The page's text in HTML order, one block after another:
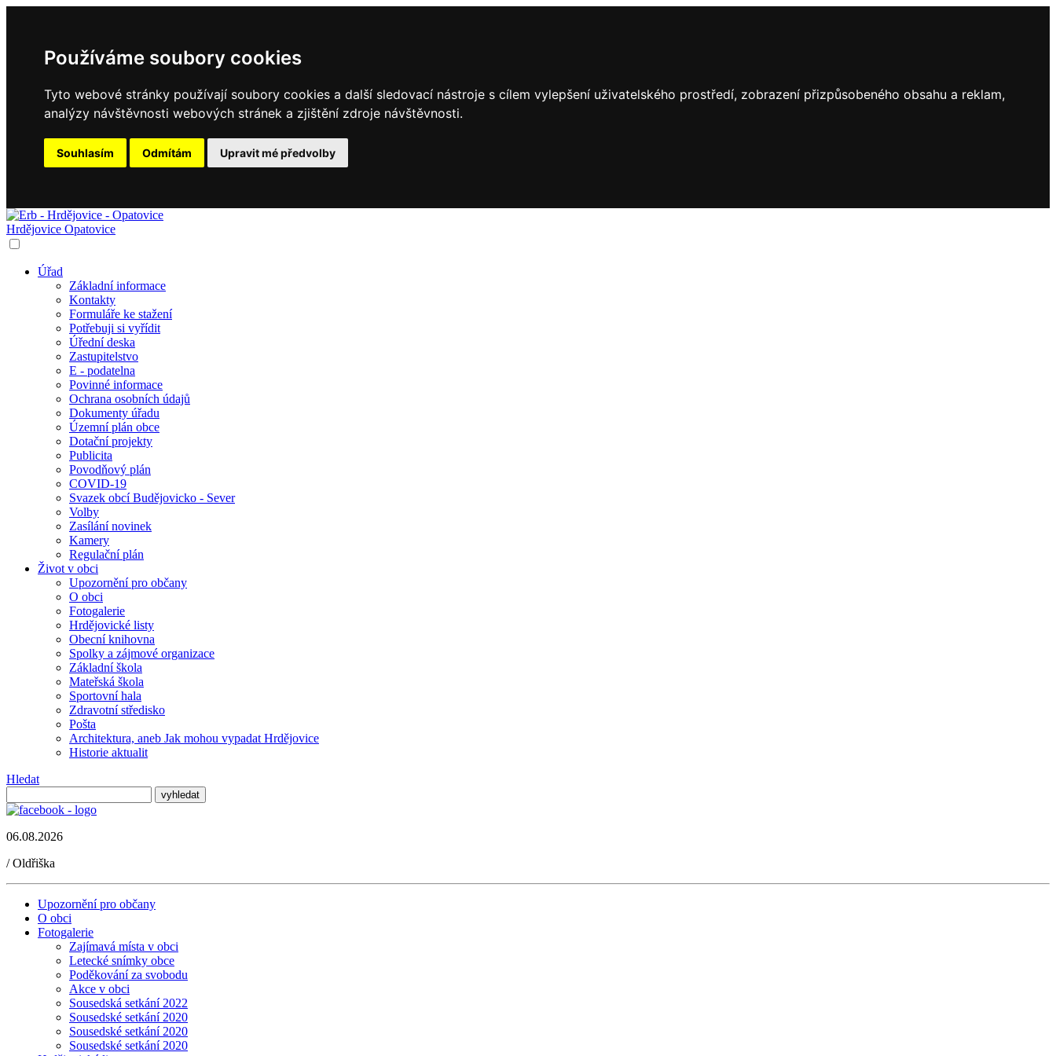
Používáme soubory cookies
Tyto webové stránky používají soubory cookies a další sledovací nástroje s cílem vylepšení uživatelského prostředí, zobrazení přizpůsobeného obsahu a reklam,
analýzy návštěvnosti webových stránek a zjištění zdroje návštěvnosti.
Souhlasím Odmítám Upravit mé předvolby
Hrdějovice Opatovice
Úřad
Základní informace
Kontakty
Formuláře ke stažení
Potřebuji si vyřídit
Úřední deska
Zastupitelstvo
E - podatelna
Povinné informace
Ochrana osobních údajů
Dokumenty úřadu
Územní plán obce
Dotační projekty
Publicita
Povodňový plán
COVID-19
Svazek obcí Budějovicko - Sever
Volby
Zasílání novinek
Kamery
Regulační plán
Život v obci
Upozornění pro občany
O obci
Fotogalerie
Hrdějovické listy
Obecní knihovna
Spolky a zájmové organizace
Základní škola
Mateřská škola
Sportovní hala
Zdravotní středisko
Pošta
Architektura, aneb Jak mohou vypadat Hrdějovice
Historie aktualit
Hledat
06.08.2026
/Oldřiška
Upozornění pro občany
O obci
Fotogalerie
Zajímavá místa v obci
Letecké snímky obce
Poděkování za svobodu
Akce v obci
Sousedská setkání 2022
Sousedské setkání 2020
Sousedské setkání 2020
Sousedské setkání 2020